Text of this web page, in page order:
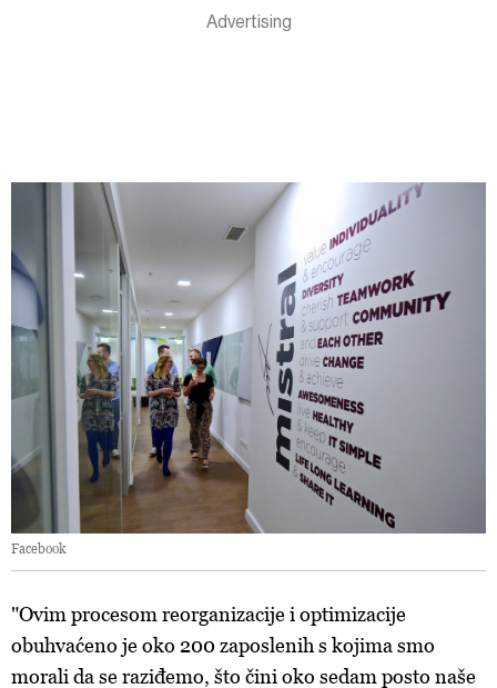
Facebook
"Ovim procesom reorganizacije i optimizacije
obuhvaćeno je oko 200 zaposlenih s kojima smo
morali da se raziđemo, što čini oko sedam posto naše